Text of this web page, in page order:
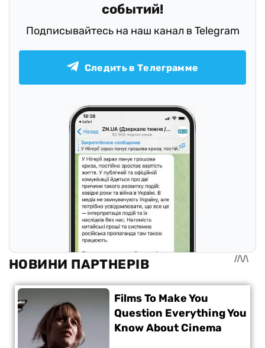
событий!
Подписывайтесь на наш канал в Telegram
Следить в Телеграмме